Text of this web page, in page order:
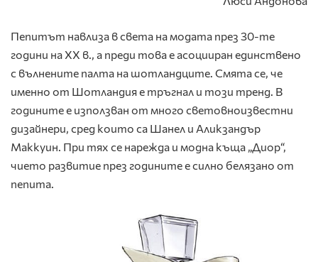
Пепитът навлиза в света на модата през 30-те
години на ХХ в., а преди това е асоцииран единствено
с вълнените палта на шотландците. Смята се, че
именно от Шотландия е тръгнал и този тренд. В
годините е използван от много световноизвестни
дизайнери, сред които са Шанел и Аликзандър
Маккуин. При тях се нарежда и модна къща „Диор“,
чието развитие през годините е силно белязано от
пепита.